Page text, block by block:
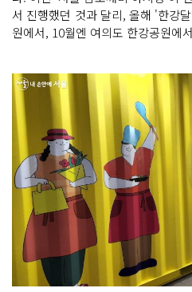
서 진행했던 것과 달리, 올해 '한강
원에서, 10월엔 여의도 한강공원에